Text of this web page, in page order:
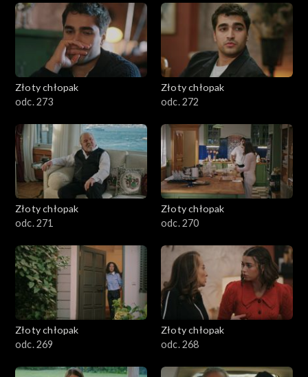
Złoty chłopak
odc. 273
Złoty chłopak
odc. 272
Złoty chłopak
odc. 271
Złoty chłopak
odc. 270
Złoty chłopak
odc. 269
Złoty chłopak
odc. 268